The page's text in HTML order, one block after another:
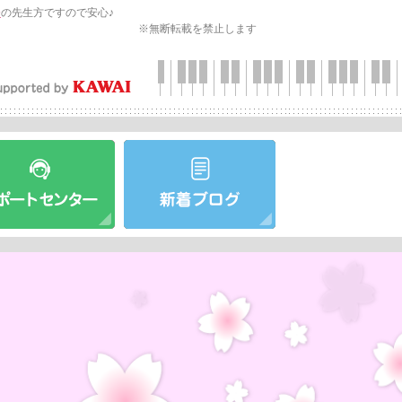
の先生方ですので安心♪
※無断転載を禁止します